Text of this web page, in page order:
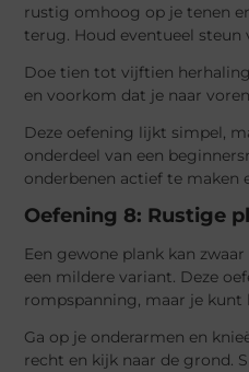
rustig omhoog op je tenen
terug. Houd eventueel steun
Doe tien tot vijftien
en voorkom dat je naar
Deze oefening lijkt simpel,
onderdeel van een
onderbenen actief te maken
Oefening 8: Rustige
Een gewone plank kan
een mildere variant. Deze
rompspanning, maar je kunt
Ga op je onderarmen en
recht en kijk naar de grond.